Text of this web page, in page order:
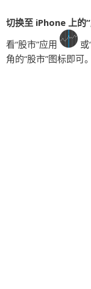
切换至 iPhone 上的“
看“股市”应用
角的“股市”图标即可。